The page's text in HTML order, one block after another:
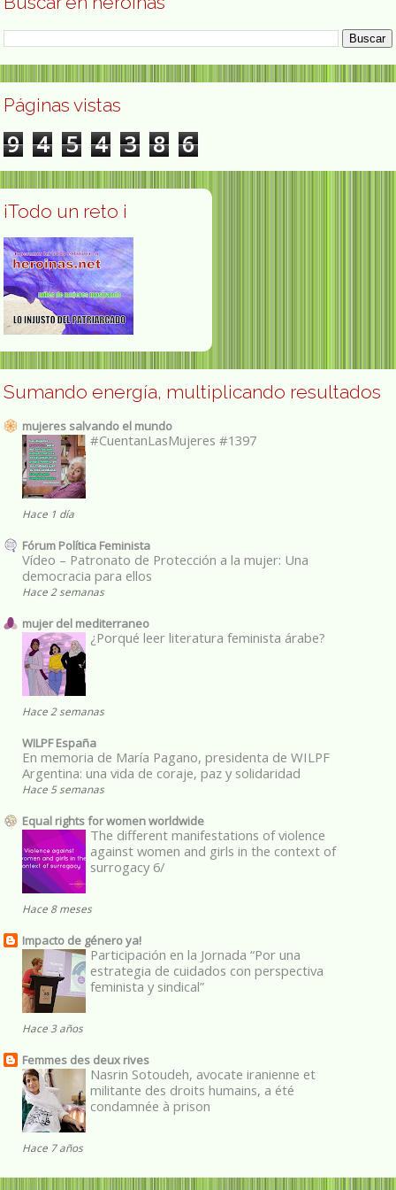
Páginas vistas
9 4 5 4 3 8 6
¡Todo un reto ¡
Sumando energía, multiplicando resultados
mujeres salvando el mundo
#CuentanLasMujeres #1397
Hace 1 día
Fórum Política Feminista
Vídeo – Patronato de Protección a la mujer: Una
democracia para ellos
Hace 2 semanas
mujer del mediterraneo
¿Porqué leer literatura feminista árabe?
Hace 2 semanas
WILPF España
En memoria de María Pagano, presidenta de WILPF
Argentina: una vida de coraje, paz y solidaridad
Hace 5 semanas
Equal rights for women worldwide
The different manifestations of violence
against women and girls in the context of
surrogacy 6/
Hace 8 meses
Impacto de género ya!
Participación en la Jornada “Por una
estrategia de cuidados con perspectiva
feminista y sindical”
Hace 3 años
Femmes des deux rives
Nasrin Sotoudeh, avocate iranienne et
militante des droits humains, a été
condamnée à prison
Hace 7 años